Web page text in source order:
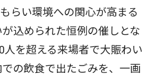
らい環境への関心が高まる
込められた恒例の催しとな
人を超える来場者で大賑わい
の飲食で出たごみを、一画